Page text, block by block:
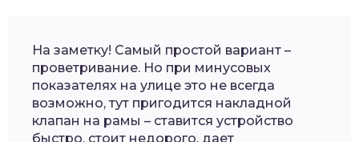
На заметку! Самый простой вариант –
проветривание. Но при минусовых
показателях на улице это не всегда
возможно, тут пригодится накладной
клапан на рамы – ставится устройство
быстро, стоит недорого, дает